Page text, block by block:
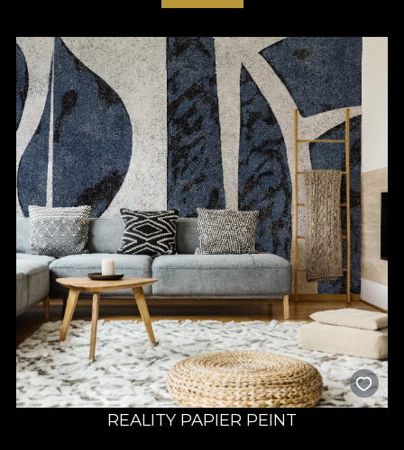
REALITY PAPIER PEINT